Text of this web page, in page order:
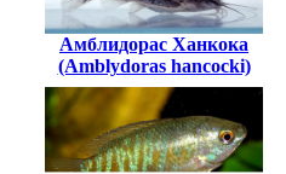
Амблидорас Ханкока
(Amblydoras hancocki)